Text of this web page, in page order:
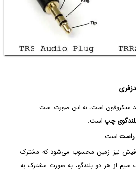
است، به این صورت است:
چپ است.
راست است.
فیش نیز زمین محسوب می‌شود که مشترک
سیم از هر دو بلندگو، به صورت مشترک به